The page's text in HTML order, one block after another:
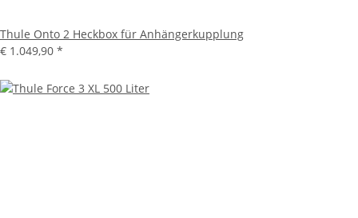
Thule Onto 2 Heckbox für Anhängerkupplung
€ 1.049,90 *